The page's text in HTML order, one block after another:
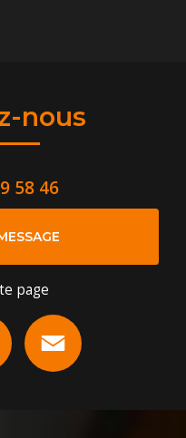
nous
58 46
page